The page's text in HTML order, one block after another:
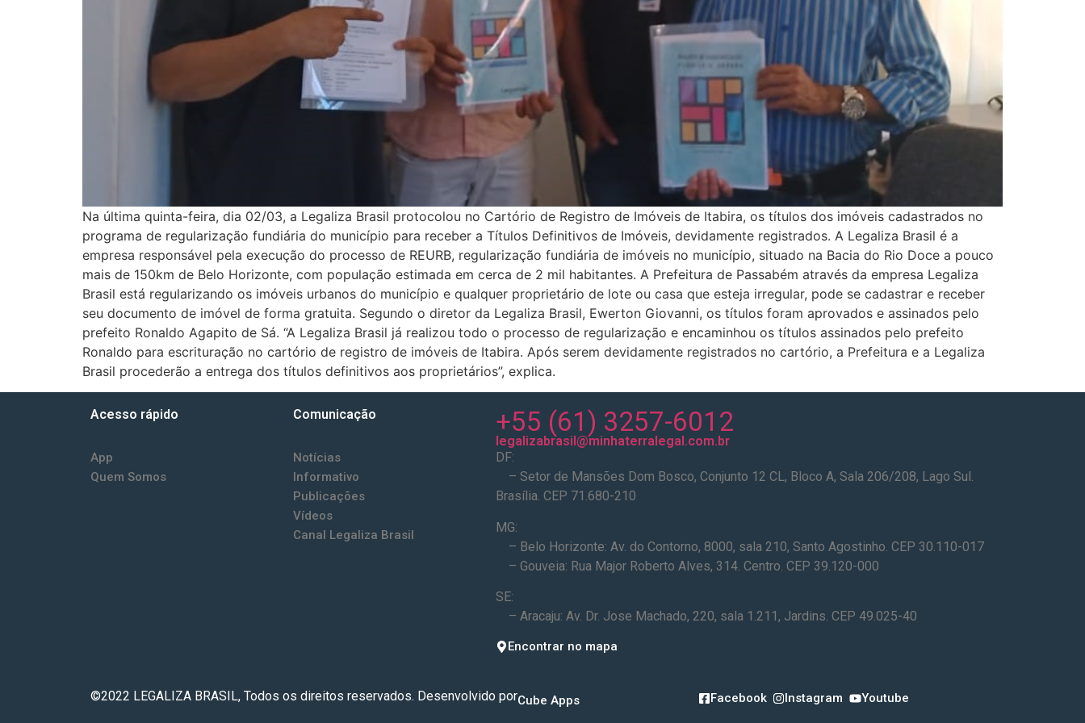
Na última quinta-feira, dia 02/03, a Legaliza Brasil protocolou no Cartório de Registro de Imóveis de Itabira, os títulos dos imóveis cadastrados no
programa de regularização fundiária do município para receber a Títulos Definitivos de Imóveis, devidamente registrados. A Legaliza Brasil é a
empresa responsável pela execução do processo de REURB, regularização fundiária de imóveis no município, situado na Bacia do Rio Doce a pouco
mais de 150km de Belo Horizonte, com população estimada em cerca de 2 mil habitantes. A Prefeitura de Passabém através da empresa Legaliza
Brasil está regularizando os imóveis urbanos do município e qualquer proprietário de lote ou casa que esteja irregular, pode se cadastrar e receber
seu documento de imóvel de forma gratuita. Segundo o diretor da Legaliza Brasil, Ewerton Giovanni, os títulos foram aprovados e assinados pelo
prefeito Ronaldo Agapito de Sá. “A Legaliza Brasil já realizou todo o processo de regularização e encaminhou os títulos assinados pelo prefeito
Ronaldo para escrituração no cartório de registro de imóveis de Itabira. Após serem devidamente registrados no cartório, a Prefeitura e a Legaliza
Brasil procederão a entrega dos títulos definitivos aos proprietários”, explica.
Acesso rápido
App
Quem Somos
Comunicação
Notícias
Informativo
Publicações
Vídeos
Canal Legaliza Brasil
+55 (61) 3257-6012
legalizabrasil@minhaterralegal.com.br
DF:
– Setor de Mansões Dom Bosco, Conjunto 12 CL, Bloco A, Sala 206/208, Lago Sul.
Brasília. CEP 71.680-210
MG:
– Belo Horizonte: Av. do Contorno, 8000, sala 210, Santo Agostinho. CEP 30.110-017
– Gouveia: Rua Major Roberto Alves, 314. Centro. CEP 39.120-000
SE:
– Aracaju: Av. Dr. Jose Machado, 220, sala 1.211, Jardins. CEP 49.025-40
Encontrar no mapa
©2022 LEGALIZA BRASIL, Todos os direitos reservados. Desenvolvido porCube Apps Facebook Instagram Youtube